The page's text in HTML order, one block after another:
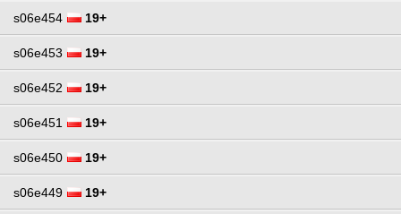
s06e454 19+
s06e453 19+
s06e452 19+
s06e451 19+
s06e450 19+
s06e449 19+